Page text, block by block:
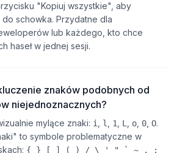
"Kopiuj wszystkie", aby
do schowka. Przydatne dla
lub każdego, kto chce
haseł w jednej sesji.
znaków podobnych od
niejednoznacznych?
mylące znaki: i l 1 L o 0 O.
to symbole problematyczne w
{ } [ ] ( ) / \ ' " ` ~ , ;